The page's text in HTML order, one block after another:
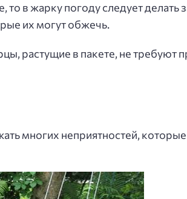
в жарку погоду следует делать
их могут обжечь.
растущие в пакете, не требуют
многих неприятностей,